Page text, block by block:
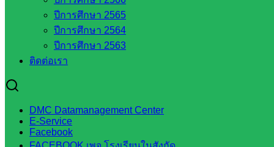
ปีการศึกษา 2565
ปีการศึกษา 2564
ปีการศึกษา 2563
ติดต่อเรา
DMC Datamanagement Center
E-Service
Facebook
ๆ ใน
สพฐ.
เว็บไซต์
สพม. ใน
เว็บไซต์
สพป. ใน
สังกัด